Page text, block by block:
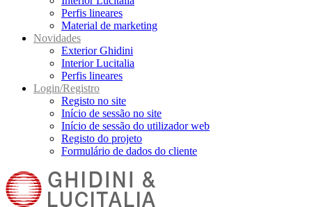
Perfis lineares
Material de marketing
Novidades
Exterior Ghidini
Interior Lucitalia
Perfis lineares
Login/Registro
Registo no site
Início de sessão no site
Início de sessão do utilizador web
Registo do projeto
Formulário de dados do cliente